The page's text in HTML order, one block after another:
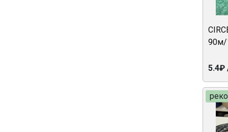
90м/
5.4₽